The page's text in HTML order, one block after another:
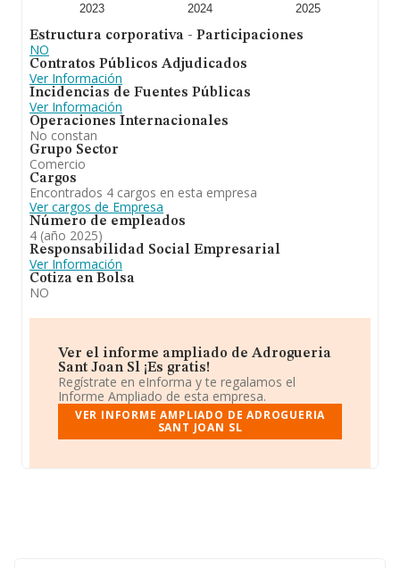
retrocedido.
2023 2024 2025
Estructura corporativa - Participaciones
NO
Contratos Públicos Adjudicados
Ver Información
Incidencias de Fuentes Públicas
Ver Información
Operaciones Internacionales
No constan
Grupo Sector
Comercio
Cargos
Encontrados 4 cargos en esta empresa
Ver cargos de Empresa
Número de empleados
4 (año 2025)
Responsabilidad Social Empresarial
Ver Información
Cotiza en Bolsa
NO
Ver el informe ampliado de Adrogueria
Sant Joan Sl ¡Es gratis!
Regístrate en eInforma y te regalamos el
Informe Ampliado de esta empresa.
VER INFORME AMPLIADO DE ADROGUERIA
SANT JOAN SL